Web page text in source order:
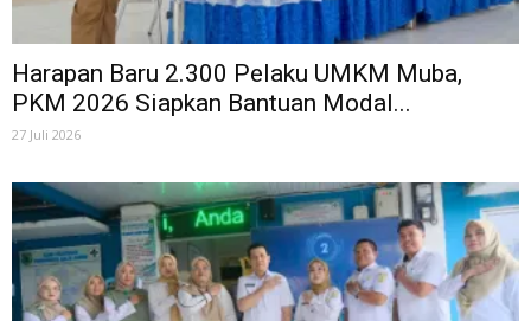
Harapan Baru 2.300 Pelaku UMKM Muba,
PKM 2026 Siapkan Bantuan Modal...
27 Juli 2026